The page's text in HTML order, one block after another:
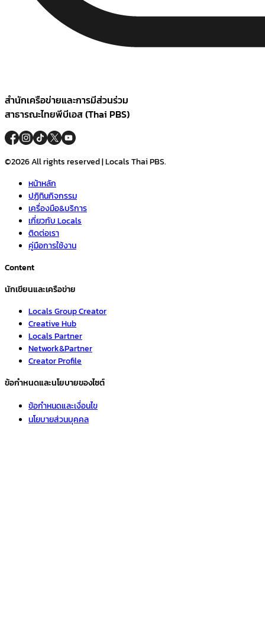
สำนักเครือข่ายและการมีส่วนร่วม
สาธารณะไทยพีบีเอส (Thai PBS)
©2026 All rights reserved | Locals Thai PBS.
หน้าหลัก
ปฏิทินกิจกรรม
เครื่องมือ&บริการ
เกี่ยวกับ Locals
ติดต่อเรา
คู่มือการใช้งาน
Content
นักเขียนและเครือข่าย
Locals Group Creator
Creative Hub
Locals Partner
Network&Partner
Creator Profile
ข้อกำหนดและนโยบายของไซต์
ข้อกำหนดและเงื่อนไข
นโยบายส่วนบุคคล